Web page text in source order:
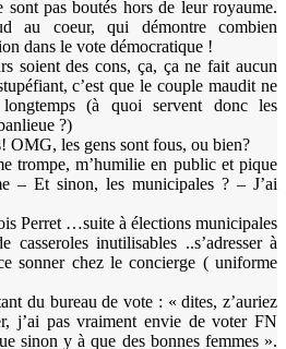
pas boutés hors de leur royaume.
au coeur, qui démontre combien
dans le vote démocratique !
soient des cons, ça, ça ne fait aucun
c’est que le couple maudit ne
(à quoi servent donc les
?)
OMG, les gens sont fous, ou bien?
trompe, m’humilie en public et pique
– Et sinon, les municipales ? – J’ai
Perret …suite à élections municipales
casseroles inutilisables ..s’adresser à
sonner chez le concierge ( uniforme
du bureau de vote : « dites, z’auriez
j’ai pas vraiment envie de voter FN
sinon y à que des bonnes femmes ».